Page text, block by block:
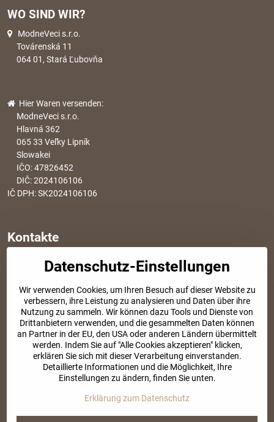
WO SIND WIR?
ModneVeci s.r.o.
Továrenská 11
064 01, Stará Ľubovňa
Hier Waren versenden:
ModneVeci s.r.o.
Hlavná 362
065 33 Veľky Lipník
Slowakei
IČO: 47826452
DIČ: 2024106106
IČ DPH: SK2024106106
Kontakte
info​@modischesachen​.de
Informationen über den Einkauf
+421 917 917 801
Tel. Kundenservice von 8:30 bis 15:00
SOZIALE NETZWERKE
Facebook Instagram
©2026Urheberrecht
Datenschutz-Einstellungen
Wir verwenden Cookies, um Ihren Besuch auf dieser Website zu
verbessern, ihre Leistung zu analysieren und Daten über ihre
Nutzung zu sammeln. Wir können dazu Tools und Dienste von
Drittanbietern verwenden, und die gesammelten Daten können
an Partner in der EU, den USA oder anderen Ländern übermittelt
werden. Indem Sie auf "Alle Cookies akzeptieren" klicken,
erklären Sie sich mit dieser Verarbeitung einverstanden.
Detaillierte Informationen und die Möglichkeit, Ihre
Einstellungen zu ändern, finden Sie unten.
Erklärung zum Datenschutz